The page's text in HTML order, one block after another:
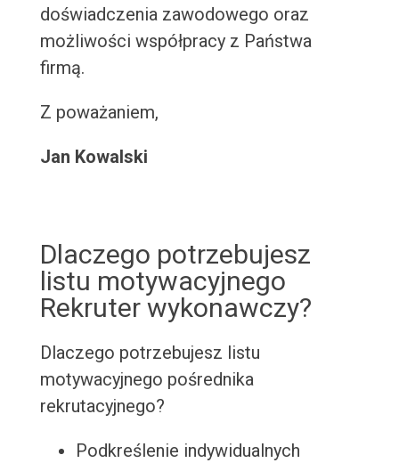
doświadczenia zawodowego oraz
możliwości współpracy z Państwa
firmą.
Z poważaniem,
Jan Kowalski
Dlaczego potrzebujesz
listu motywacyjnego
Rekruter wykonawczy?
Dlaczego potrzebujesz listu
motywacyjnego pośrednika
rekrutacyjnego?
Podkreślenie indywidualnych